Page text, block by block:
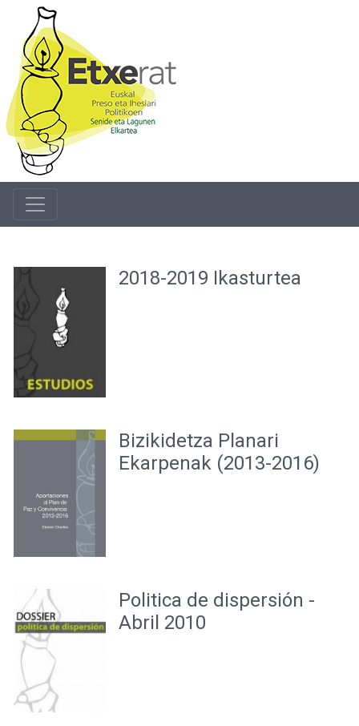
2018-2019 Ikasturtea
Bizikidetza Planari
Ekarpenak (2013-2016)
Politica de dispersión -
Abril 2010